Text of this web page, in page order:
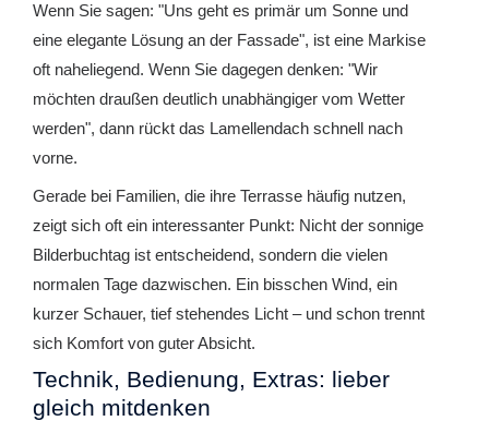
Wenn Sie sagen: "Uns geht es primär um Sonne und
eine elegante Lösung an der Fassade", ist eine Markise
oft naheliegend. Wenn Sie dagegen denken: "Wir
möchten draußen deutlich unabhängiger vom Wetter
werden", dann rückt das Lamellendach schnell nach
vorne.
Gerade bei Familien, die ihre Terrasse häufig nutzen,
zeigt sich oft ein interessanter Punkt: Nicht der sonnige
Bilderbuchtag ist entscheidend, sondern die vielen
normalen Tage dazwischen. Ein bisschen Wind, ein
kurzer Schauer, tief stehendes Licht – und schon trennt
sich Komfort von guter Absicht.
Technik, Bedienung, Extras: lieber
gleich mitdenken